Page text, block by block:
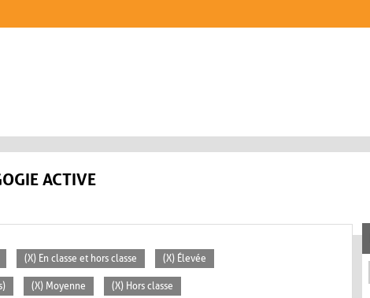
ACTIVE
(X) En classe et hors classe (X) Élevée
(X) Moyenne (X) Hors classe